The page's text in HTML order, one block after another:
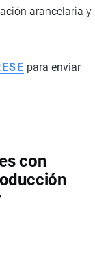
arancelaria y
para enviar
con